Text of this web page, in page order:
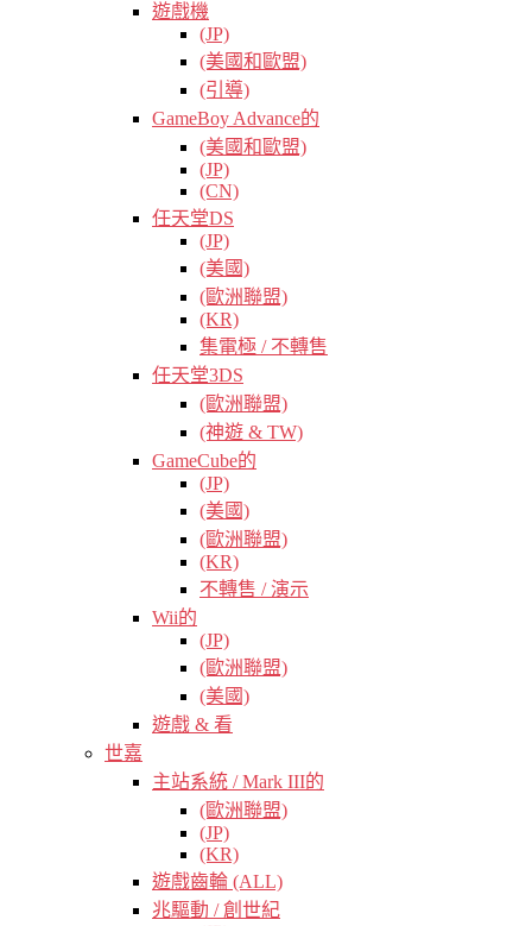
遊戲機
(JP)
(美國和歐盟)
(引導)
GameBoy Advance的
(美國和歐盟)
(JP)
(CN)
任天堂DS
(JP)
(美國)
(歐洲聯盟)
(KR)
集電極 / 不轉售
任天堂3DS
(歐洲聯盟)
(神遊 & TW)
GameCube的
(JP)
(美國)
(歐洲聯盟)
(KR)
不轉售 / 演示
Wii的
(JP)
(歐洲聯盟)
(美國)
遊戲 & 看
世嘉
主站系統 / Mark III的
(歐洲聯盟)
(JP)
(KR)
遊戲齒輪 (ALL)
兆驅動 / 創世紀